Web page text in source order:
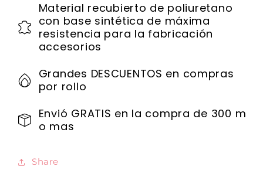
Material recubierto de poliuretano
con base sintética de máxima
resistencia para la fabricación
accesorios
Grandes DESCUENTOS en compras
por rollo
Envió GRATIS en la compra de 300 m
o mas
Share